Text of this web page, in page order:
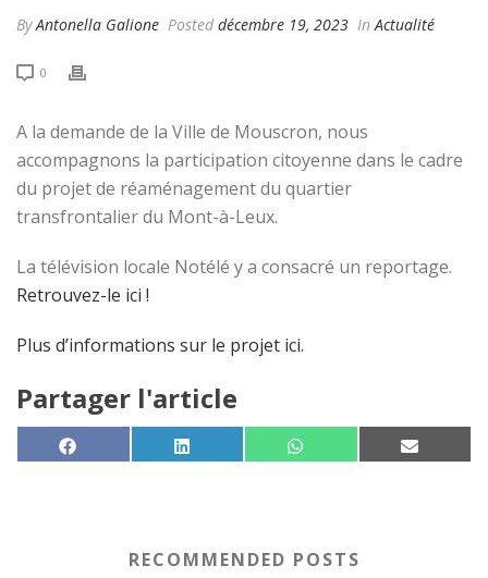
ByAntonella Galione Posted décembre 19, 2023 InActualité
0
A la demande de la Ville de Mouscron, nous
accompagnons la participation citoyenne dans le cadre
du projet de réaménagement du quartier
transfrontalier du Mont-à-Leux.
La télévision locale Notélé y a consacré un reportage.
Retrouvez-le ici !
Plus d’informations sur le projet ici.
Partager l'article
RECOMMENDED POSTS